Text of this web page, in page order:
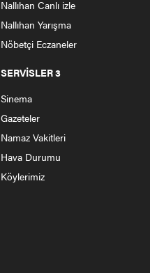
Nallıhan Canlı izle
Nallıhan Yarışma
Nöbetçi Eczaneler
SERVİSLER 3
Sinema
Gazeteler
Namaz Vakitleri
Hava Durumu
Köylerimiz